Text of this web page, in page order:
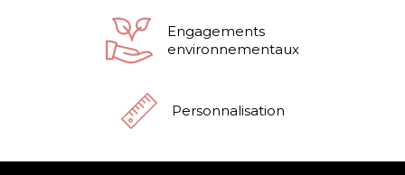
Engagements
environnementaux
Personnalisation